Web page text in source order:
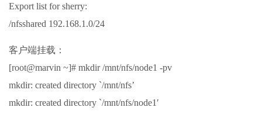
Export list for sherry:
/nfsshared 192.168.1.0/24
客户端挂载：
[root@marvin ~]# mkdir /mnt/nfs/node1 -pv
mkdir: created directory `/mnt/nfs’
mkdir: created directory `/mnt/nfs/node1′